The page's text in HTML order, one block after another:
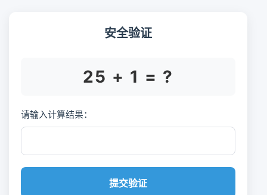
安全验证
25 + 1 = ?
请输入计算结果：
提交验证